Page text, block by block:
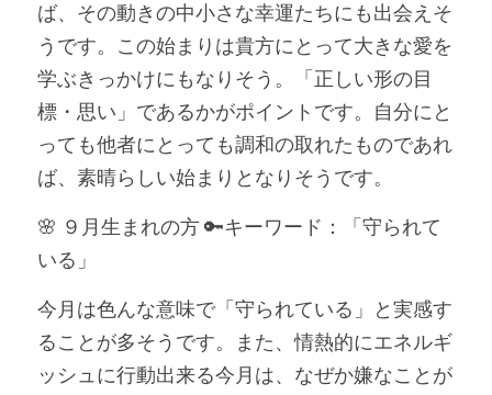
ば、その動きの中小さな幸運たちにも出会えそ
うです。この始まりは貴方にとって大きな愛を
学ぶきっかけにもなりそう。「正しい形の目
標・思い」であるかがポイントです。自分にと
っても他者にとっても調和の取れたものであれ
ば、素晴らしい始まりとなりそうです。
🌸 ９月生まれの方 🔑キーワード：「守られて
いる」
今月は色んな意味で「守られている」と実感す
ることが多そうです。また、情熱的にエネルギ
ッシュに行動出来る今月は、なぜか嫌なことが